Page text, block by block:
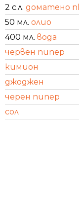
2 с.л. доматено
50 мл. олио
400 мл. вода
червен пипер
кимион
джоджен
черен пипер
сол